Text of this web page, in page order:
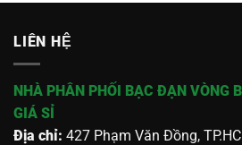
LIÊN HỆ
NHÀ PHÂN PHỐI BẠC ĐẠN VÒNG
GIÁ SỈ
Địa chỉ: 427 Phạm Văn Đồng,